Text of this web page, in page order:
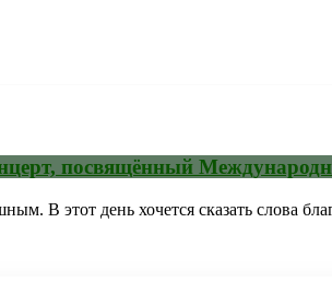
посвящённый
В этот день хочется сказать слова